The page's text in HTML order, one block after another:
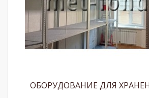
ОБОРУДОВАНИЕ ДЛЯ